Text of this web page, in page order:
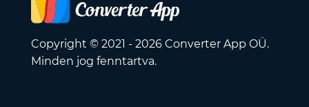
Copyright © 2021 - 2026 Converter App OÜ.
Minden jog fenntartva.